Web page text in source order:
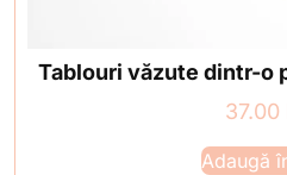
Tablouri văzute dintr-o
37.00
Adaugă